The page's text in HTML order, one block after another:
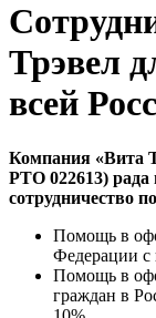
Трэвел
всей
Компания «Вита
РТО 022613) рада
сотрудничество
Помощь в
Федерации с
Помощь в
граждан в